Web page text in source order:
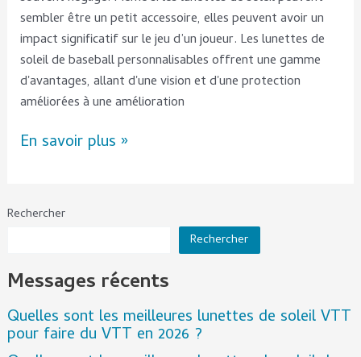
Rechercher
Rechercher
Messages récents
Quelles sont les meilleures lunettes de soleil VTT
pour faire du VTT en 2026 ?
sembler être un petit accessoire, elles peuvent avoir un
impact significatif sur le jeu d’un joueur. Les lunettes de
soleil de baseball personnalisables offrent une gamme
d'avantages, allant d'une vision et d'une protection
améliorées à une amélioration
En savoir plus »